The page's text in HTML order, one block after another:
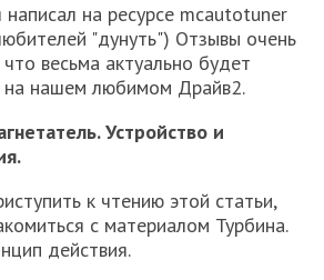
на ресурсе mcautotuner
"дунуть") Отзывы очень
весьма актуально будет
на нашем любимом Драйв2.
Устройство и
к чтению этой статьи,
с материалом Турбина.
действия.